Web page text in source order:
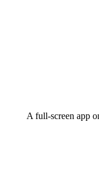
A full-screen app